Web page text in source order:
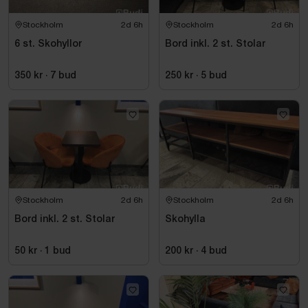
Stockholm 2d 6h
6 st. Skohyllor
350 kr · 7 bud
Stockholm 2d 6h
Bord inkl. 2 st. Stolar
250 kr · 5 bud
Stockholm 2d 6h
Bord inkl. 2 st. Stolar
50 kr · 1 bud
Stockholm 2d 6h
Skohylla
200 kr · 4 bud